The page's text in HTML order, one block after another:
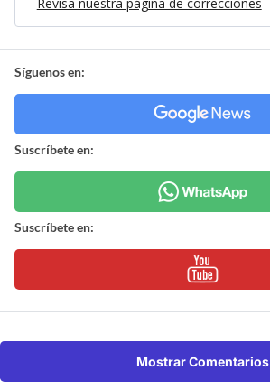
Síguenos en:
Suscríbete en:
Suscríbete en:
Mostrar Comentarios